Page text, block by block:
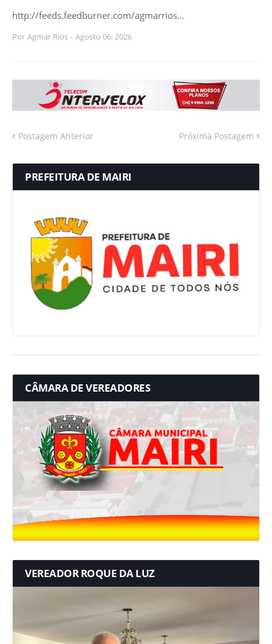
http://feeds.feedburner.com/agmarrios…
Por Agmar Rios - Agosto 06, 2026
Postagem Anterior Próxima Postagem
PREFEITURA DE MAIRI
CÂMARA DE VEREADORES
VEREADOR ROQUE DA LUZ